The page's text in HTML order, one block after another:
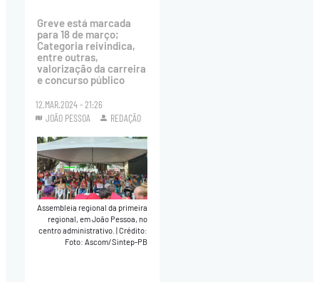
Greve está marcada
para 18 de março;
Categoria reivindica,
entre outras,
valorização da carreira
e concurso público
12.MAR.2024 - 21:26
JOÃO PESSOA
REDAÇÃO
Assembleia regional da primeira
regional, em João Pessoa, no
centro administrativo.|Crédito:
Foto: Ascom/Sintep-PB